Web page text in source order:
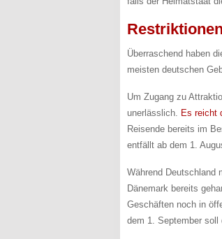
Überraschend haben
meisten deutschen
Um Zugang zu
unerlässlich.
Es reicht
Reisende bereits im
entfällt ab dem 1.
Während Deutschland
Dänemark bereits
Geschäften noch in
dem 1. September soll